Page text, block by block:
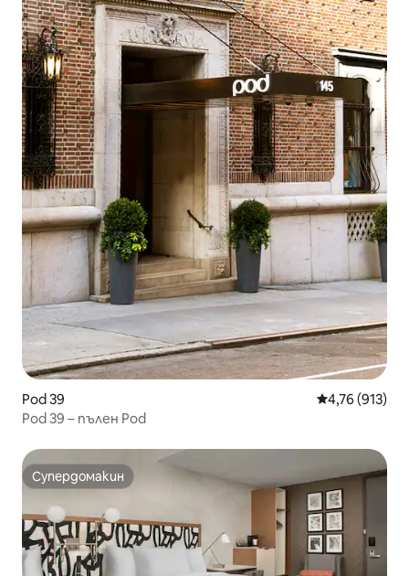
Pod 39 Средна
4,76 (913)
Pod 39 – пълен Pod
Супердомакин
Супердомакин